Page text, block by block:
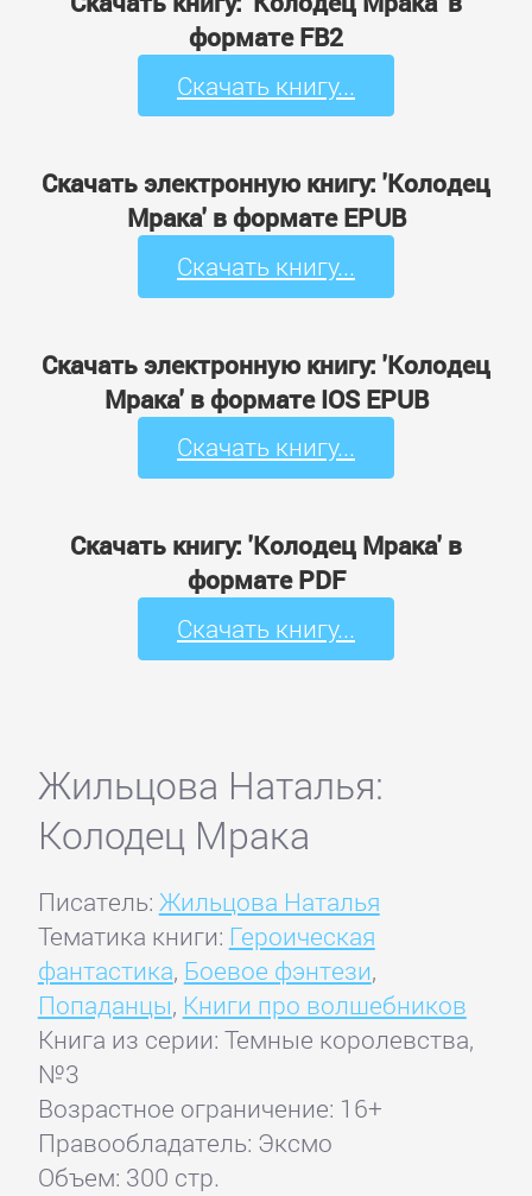
формате FB2
Скачать книгу...
Скачать электронную книгу: 'Колодец
Мрака' в формате EPUB
Скачать книгу...
Скачать электронную книгу: 'Колодец
Мрака' в формате IOS EPUB
Скачать книгу...
Скачать книгу: 'Колодец Мрака' в
формате PDF
Скачать книгу...
Жильцова Наталья:
Колодец Мрака
Писатель: Жильцова Наталья
Тематика книги: Героическая
фантастика, Боевое фэнтези,
Попаданцы, Книги про волшебников
Книга из серии: Темные королевства,
№3
Возрастное ограничение: 16+
Правообладатель: Эксмо
Объем: 300 стр.